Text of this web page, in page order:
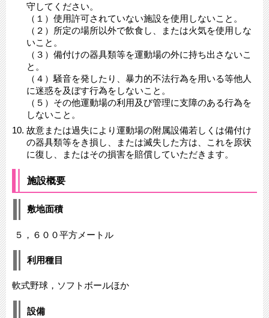
守してください。
（１）使用許可されていない施設を使用しないこと。
（２）所定の場所以外で飲食し、または火気を使用しな
いこと。
（３）備付けの器具類等を運動場の外に持ち出さないこ
と。
（４）騒音を発したり、暴力的不法行為を用いる等他人
に迷惑を及ぼす行為をしないこと。
（５）その他運動場の利用及び管理に支障のある行為を
しないこと。
故意または過失により運動場の附属設備若しくは備付け
の器具類等をき損し、または滅失した方は、これを原状
に復し、またはその損害を賠償していただきます。
施設概要
敷地面積
５，６００平方メートル
利用種目
軟式野球，ソフトボールほか
設備